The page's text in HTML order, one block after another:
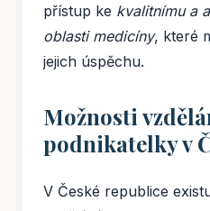
přístup ke kvalitnímu a
oblasti medicíny, které
jejich úspěchu.
Možnosti
podnikatelky v
V České republice